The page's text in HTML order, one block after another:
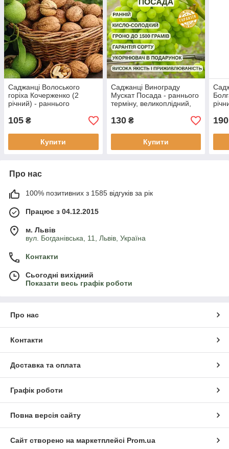
Саджанці Волоського
горіха Кочерженко (2
річний) - раннього
морозостійкий
105 ₴
Купити
Саджанці Винограду
Мускат Посада - раннього
терміну, великоплідний,
130₴
Купити
190
Про нас
100% позитивних з 1585 відгуків за рік
Працює з 04.12.2015
м. Львів
вул. Богданівська, 11, Львів, Україна
Контакти
Сьогодні вихідний
Показати весь графік роботи
Про нас
Контакти
Доставка та оплата
Графік роботи
Повна версія сайту
Сайт створено на маркетплейсі Prom.ua